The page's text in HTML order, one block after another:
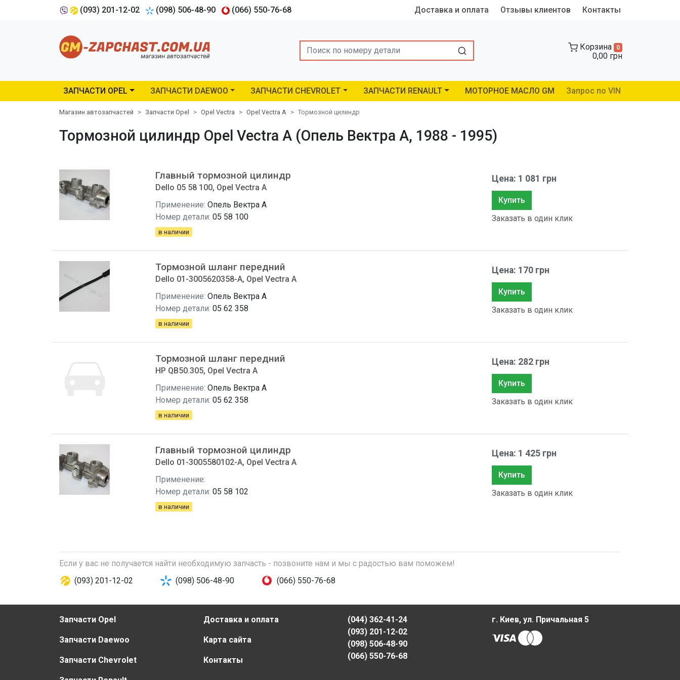
(093) 201-12-02 (098) 506-48-90 (066) 550-76-68 Доставка и оплата Отзывы клиентов Контакты
Search Корзина 0
0,00 грн
ЗАПЧАСТИ OPEL ЗАПЧАСТИ DAEWOO ЗАПЧАСТИ CHEVROLET ЗАПЧАСТИ RENAULT МОТОРНОЕ МАСЛО GM Запрос по VIN
Магазин автозапчастей Запчасти Opel Opel Vectra Opel Vectra A Тормозной цилиндр
Тормозной цилиндр Opel Vectra A (Опель Вектра A, 1988 - 1995)
Главный тормозной цилиндр
Dello 05 58 100, Opel Vectra A
Применение: Опель Вектра A
Номер детали: 05 58 100
в наличии
Цена: 1 081 грн
Купить
Заказать в один клик
Тормозной шланг передний
Dello 01-3005620358-A, Opel Vectra A
Применение: Опель Вектра A
Номер детали: 05 62 358
в наличии
Цена: 170 грн
Купить
Заказать в один клик
Тормозной шланг передний
HP QB50.305, Opel Vectra A
Применение: Опель Вектра A
Номер детали: 05 62 358
в наличии
Цена: 282 грн
Купить
Заказать в один клик
Главный тормозной цилиндр
Dello 01-3005580102-A, Opel Vectra A
Применение:
Номер детали: 05 58 102
в наличии
Цена: 1 425 грн
Купить
Заказать в один клик
Если у вас не получается найти необходимую запчасть - позвоните нам и мы с радостью вам поможем!
(093) 201-12-02
(098) 506-48-90 (066) 550-76-68
Запчасти Opel
Запчасти Daewoo
Запчасти Chevrolet
Доставка и оплата
Карта сайта
Контакты
(044) 362-41-24
(093) 201-12-02
(098) 506-48-90
(066) 550-76-68
г. Киев, ул. Причальная 5